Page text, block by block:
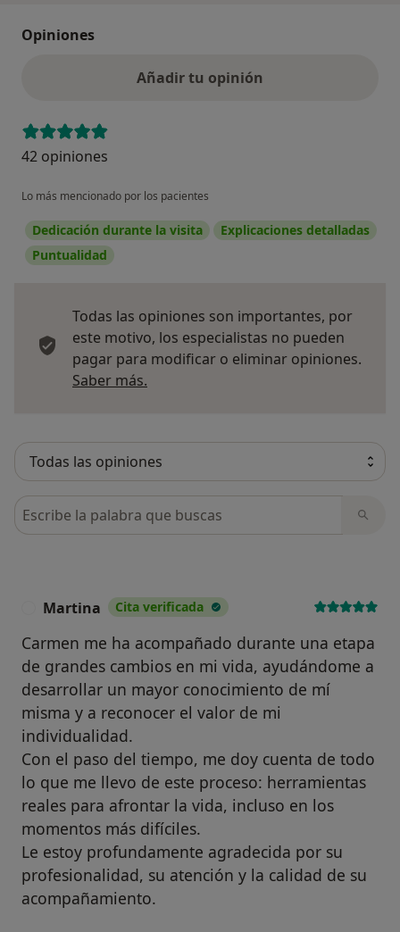
Opiniones
Añadir tu opinión
42 opiniones
Lo más mencionado por los pacientes
Dedicación durante la visita
Explicaciones detalladas
Puntualidad
Todas las opiniones son importantes, por
este motivo, los especialistas no pueden
pagar para modificar o eliminar opiniones.
Saber más.
Busca en opiniones
Martina Cita verificada
Carmen me ha acompañado durante una etapa
de grandes cambios en mi vida, ayudándome a
desarrollar un mayor conocimiento de mí
misma y a reconocer el valor de mi
individualidad.
Con el paso del tiempo, me doy cuenta de todo
lo que me llevo de este proceso: herramientas
reales para afrontar la vida, incluso en los
momentos más difíciles.
Le estoy profundamente agradecida por su
profesionalidad, su atención y la calidad de su
acompañamiento.